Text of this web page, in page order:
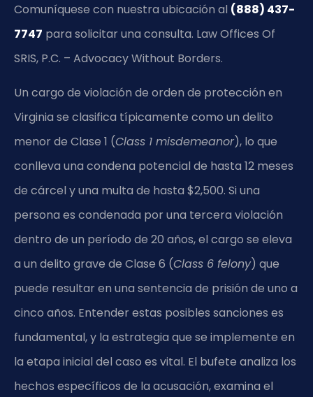
Comuníquese con nuestra ubicación al (888) 437-
7747 para solicitar una consulta. Law Offices Of
SRIS, P.C. – Advocacy Without Borders.
Un cargo de violación de orden de protección en
Virginia se clasifica típicamente como un delito
menor de Clase 1 (Class 1 misdemeanor), lo que
conlleva una condena potencial de hasta 12 meses
de cárcel y una multa de hasta $2,500. Si una
persona es condenada por una tercera violación
dentro de un período de 20 años, el cargo se eleva
a un delito grave de Clase 6 (Class 6 felony) que
puede resultar en una sentencia de prisión de uno a
cinco años. Entender estas posibles sanciones es
fundamental, y la estrategia que se implemente en
la etapa inicial del caso es vital. El bufete analiza los
hechos específicos de la acusación, examina el